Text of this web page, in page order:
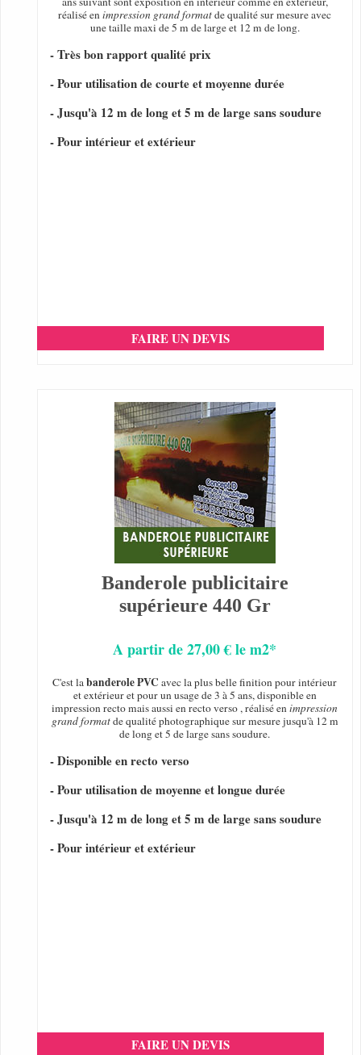
réalisé enimpression grand formatde qualité sur mesure avec
une taille maxi de 5 m de large et 12 m de long.
- Très bon rapport qualité prix
- Pour utilisation de courte et moyenne durée
- Jusqu'à 12 m de long et 5 m de large sans soudure
- Pour intérieur et extérieur
FAIRE UN DEVIS
Banderole publicitaire
supérieure 440 Gr
A partir de 27,00 € le m2*
C'est labanderole PVC avec la plus belle finition pour intérieur
et extérieur et pour un usage de 3 à 5 ans, disponible en
impression recto mais aussi en recto verso , réalisé enimpression
grand formatde qualité photographique sur mesure jusqu'à 12 m
de long et 5 de large sans soudure.
- Disponible en recto verso
- Pour utilisation de moyenne et longue durée
- Jusqu'à 12 m de long et 5 m de large sans soudure
- Pour intérieur et extérieur
FAIRE UN DEVIS